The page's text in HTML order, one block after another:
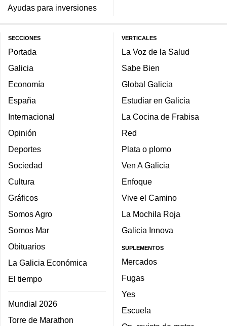
Ayudas para inversiones
SECCIONES
Portada
Galicia
Economía
España
Internacional
Opinión
Deportes
Sociedad
Cultura
Gráficos
Somos Agro
Somos Mar
Obituarios
La Galicia Económica
El tiempo
Mundial 2026
Torre de Marathon
VERTICALES
La Voz de la Salud
Sabe Bien
Global Galicia
Estudiar en Galicia
La Cocina de Frabisa
Red
Plata o plomo
Ven A Galicia
Enfoque
Vive el Camino
La Mochila Roja
Galicia Innova
SUPLEMENTOS
Mercados
Fugas
Yes
Escuela